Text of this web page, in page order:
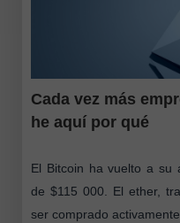
Cada vez más
he aquí por qué
El Bitcoin ha vuelto a su
de $115 000. El ether,
ser comprado